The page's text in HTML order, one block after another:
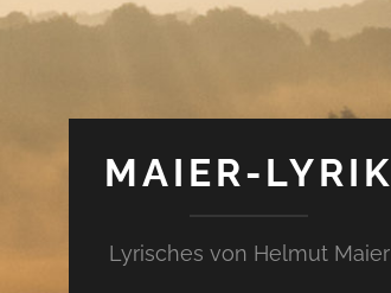
MAIER-LYRIK
Lyrisches von Helmut Maier